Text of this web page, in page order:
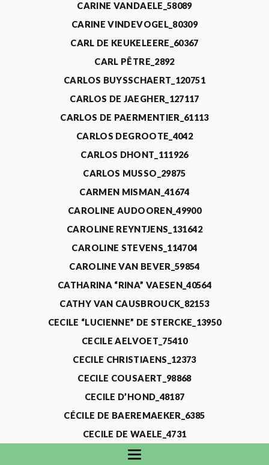
CARINE VANDAELE_58089
CARINE VINDEVOGEL_80309
CARL DE KEUKELEERE_60367
CARL PÊTRE_2892
CARLOS BUYSSCHAERT_120751
CARLOS DE JAEGHER_127117
CARLOS DE PAERMENTIER_61113
CARLOS DEGROOTE_4042
CARLOS DHONT_111926
CARLOS MUSSO_29875
CARMEN MISMAN_41674
CAROLINE AUDOOREN_49900
CAROLINE REYNTJENS_131642
CAROLINE STEVENS_114704
CAROLINE VAN BEVER_59854
CATHARINA “RINA” VAESEN_40564
CATHY VAN CAUSBROUCK_82153
CECILE “LUCIENNE” DE STERCKE_13950
CECILE AELVOET_75410
CECILE CHRISTIAENS_12373
CECILE COUSAERT_98868
CECILE D’HOND_48187
CÉCILE DE BAEREMAEKER_6385
CECILE DE WAELE_4731
CECILE DEVOS_115318